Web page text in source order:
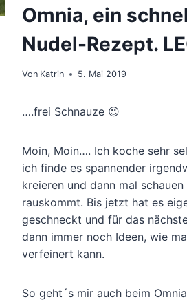
Omnia, ein
Nudel-Rezept.
Von Katrin 5. Mai 2019
….frei Schnauze 😉
Moin, Moin…. Ich koche sehr
ich finde es spannender
kreieren und dann mal
rauskommt. Bis jetzt hat es
geschneckt und für das
dann immer noch Ideen, wie
verfeinert kann.
So geht´s mir auch beim